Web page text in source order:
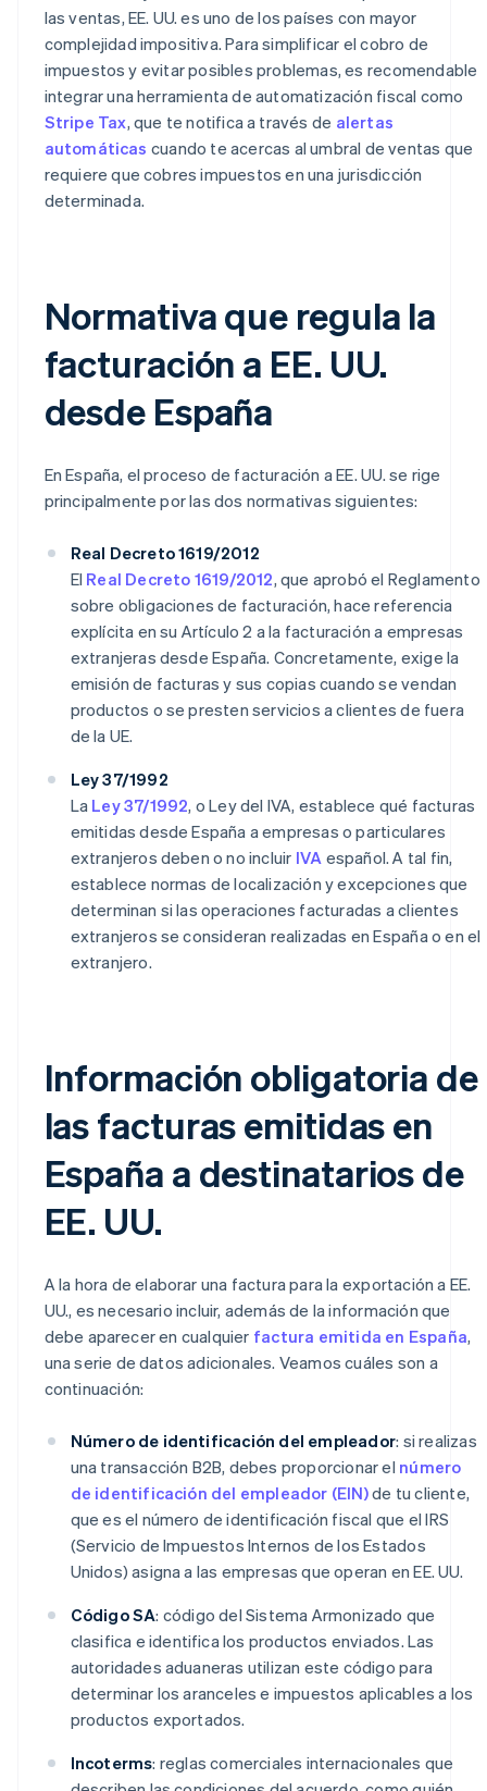
las ventas, EE. UU. es uno de los países con mayor
complejidad impositiva. Para simplificar el cobro de
impuestos y evitar posibles problemas, es recomendable
integrar una herramienta de automatización fiscal como
Stripe Tax, que te notifica a través de alertas
automáticas cuando te acercas al umbral de ventas que
requiere que cobres impuestos en una jurisdicción
determinada.
Normativa que regula la
facturación a EE. UU.
desde España
En España, el proceso de facturación a EE. UU. se rige
principalmente por las dos normativas siguientes:
Real Decreto 1619/2012
El Real Decreto 1619/2012, que aprobó el Reglamento
sobre obligaciones de facturación, hace referencia
explícita en su Artículo 2 a la facturación a empresas
extranjeras desde España. Concretamente, exige la
emisión de facturas y sus copias cuando se vendan
productos o se presten servicios a clientes de fuera
de la UE.
Ley 37/1992
La Ley 37/1992, o Ley del IVA, establece qué facturas
emitidas desde España a empresas o particulares
extranjeros deben o no incluir IVA español. A tal fin,
establece normas de localización y excepciones que
determinan si las operaciones facturadas a clientes
extranjeros se consideran realizadas en España o en el
extranjero.
Información obligatoria de
las facturas emitidas en
España a destinatarios de
EE. UU.
A la hora de elaborar una factura para la exportación a EE.
UU., es necesario incluir, además de la información que
debe aparecer en cualquier factura emitida en España,
una serie de datos adicionales. Veamos cuáles son a
continuación:
Número de identificación del empleador: si realizas
una transacción B2B, debes proporcionar el número
de identificación del empleador (EIN)de tu cliente,
que es el número de identificación fiscal que el IRS
(Servicio de Impuestos Internos de los Estados
Unidos) asigna a las empresas que operan en EE. UU.
Código SA: código del Sistema Armonizado que
clasifica e identifica los productos enviados. Las
autoridades aduaneras utilizan este código para
determinar los aranceles e impuestos aplicables a los
productos exportados.
Incoterms: reglas comerciales internacionales que